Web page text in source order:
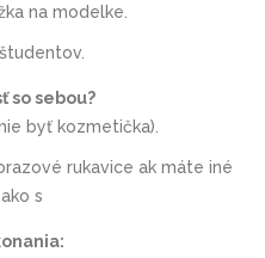
na modelke.
so sebou?
byť kozmetička).
rukavice ak máte iné
ako s